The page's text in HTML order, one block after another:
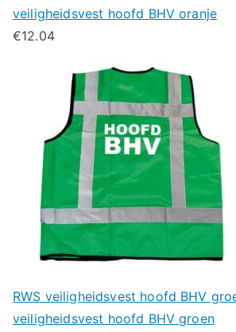
veiligheidsvest hoofd BHV oranje
€12.04
RWS veiligheidsvest hoofd BHV
veiligheidsvest hoofd BHV groen